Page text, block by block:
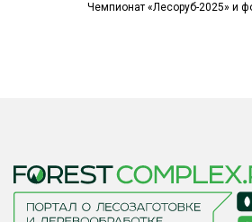
Чемпионат «Лесоруб-2025» и